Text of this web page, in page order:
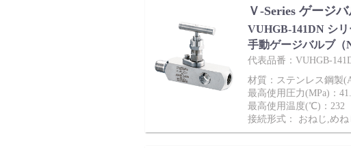
ログイン
Ｖ-Series ゲージ
VUHGB-141DN シ
手動ゲージバルブ（
代表品番：VUHGB-
材質：ステンレス鋼製
最高使用圧力(MPa)：
最高使用温度(℃)：
接続形式： おねじ,めね